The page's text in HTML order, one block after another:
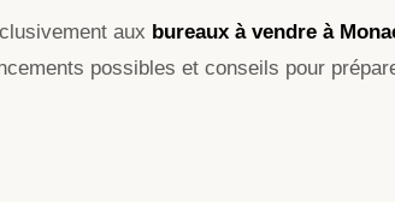
aux bureaux à vendre à
possibles et conseils pour